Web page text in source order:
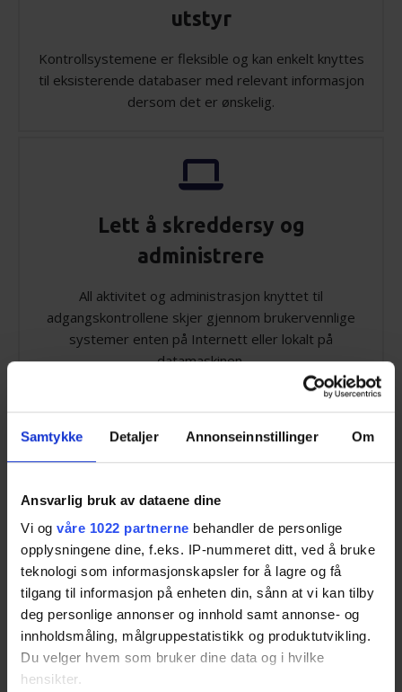
Samtykke Detaljer Annonseinnstillinger Om
Ansvarlig bruk av dataene dine
Vi og våre 1022 partnerne behandler de personlige
opplysningene dine, f.eks. IP-nummeret ditt, ved å bruke
teknologi som informasjonskapsler for å lagre og få
tilgang til informasjon på enheten din, sånn at vi kan tilby
deg personlige annonser og innhold samt annonse- og
innholdsmåling, målgruppestatistikk og produktutvikling.
Du velger hvem som bruker dine data og i hvilke
hensikter.
utstyr
Kontrollsystemene er fleksible og kan enkelt knyttes
til eksisterende databaser med relevant informasjon
dersom det er ønskelig.
Lett å skreddersy og
administrere
All aktivitet og administrasjon knyttet til
adgangskontrollene skjer gjennom brukervennlige
systemer enten på Internett eller lokalt på
datamaskinen.
Sikre verdier
verdier som må beskyttes.
Én ting er å ha alarm, men i tillegg kan det være
både lurt og praktisk å ha kontroll over hvem som
har tilgang til ulike dører og rom.
Gode sikkerhetssystemer består av deler som
fungerer godt sammen, og som garanterer